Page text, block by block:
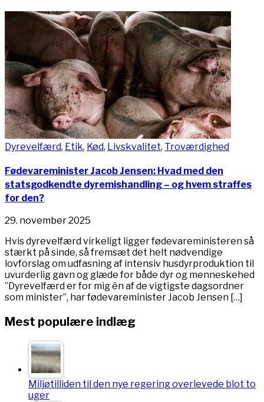
Dyrevelfærd, Etik, Kød, Livskvalitet, Troværdighed
Fødevareminister Jacob Jensen: Hvad med den
statsgodkendte dyremishandling – og hvem straffes
for den?
29. november 2025
Hvis dyrevelfærd virkeligt ligger fødevareministeren så
stærkt på sinde, så fremsæt det helt nødvendige
lovforslag om udfasning af intensiv husdyrproduktion til
uvurderlig gavn og glæde for både dyr og menneskehed
”Dyrevelfærd er for mig én af de vigtigste dagsordner
som minister”, har fødevareminister Jacob Jensen […]
Mest populære indlæg
Miljøtilliden til den nye regering overlevede blot to
uger